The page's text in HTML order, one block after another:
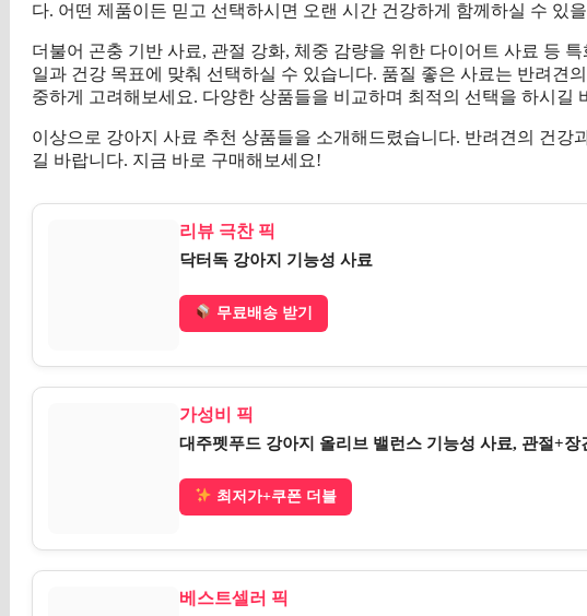
다. 어떤 제품이든 믿고 선택하시면 오랜 시간 건강하게 함께하실 수 있
더불어 곤충 기반 사료, 관절 강화, 체중 감량을 위한 다이어트 사료 등
일과 건강 목표에 맞춰 선택하실 수 있습니다. 품질 좋은 사료는 반려견
중하게 고려해보세요. 다양한 상품들을 비교하며 최적의 선택을 하시길
이상으로 강아지 사료 추천 상품들을 소개해드렸습니다. 반려견의 건강
길 바랍니다. 지금 바로 구매해보세요!
리뷰 극찬 픽
닥터독 강아지 기능성 사료
무료배송 받기
가성비 픽
대주펫푸드 강아지 올리브 밸런스 기능성 사료, 관절+장
최저가+쿠폰 더블
베스트셀러 픽